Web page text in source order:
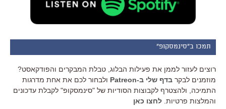
תמכו ב"סינמסקופ"
רוצים לעזור לממן את פעילות הבלוג, טבלת המבקרים והפודקאסט?
מוזמנים לבקר בדף שלי ב-Patreon
ולבחור לכם את אחת מדרגות
התמיכה, ולהצטרף לקבוצות הסודיות של "סינמסקופ" לקבלת עדכונים
והמלצות פרטיות. לחצו כאן